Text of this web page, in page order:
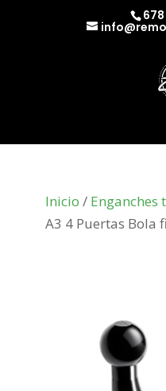
Inicio / Enganches
A3 4 Puertas Bola